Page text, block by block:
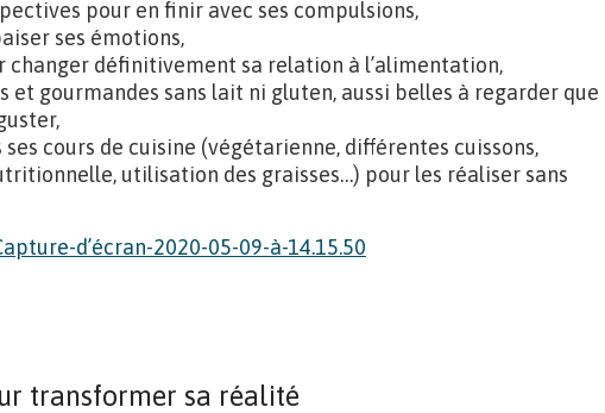
pour en finir avec ses compulsions,
ses émotions,
changer définitivement sa relation à l’alimentation,
et gourmandes sans lait ni gluten, aussi belles à regarder que
ses cours de cuisine (végétarienne, différentes cuissons,
utilisation des graisses…) pour les réaliser sans
transformer sa réalité